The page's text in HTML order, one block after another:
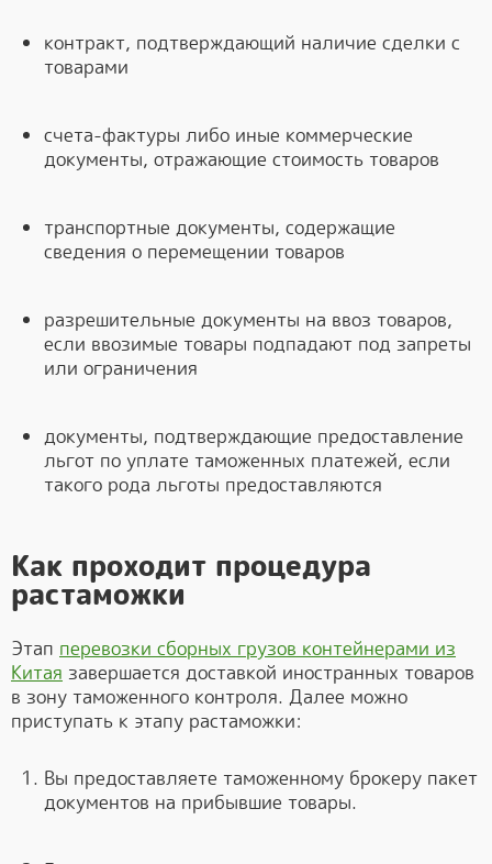
контракт, подтверждающий наличие сделки с
товарами
счета-фактуры либо иные коммерческие
документы, отражающие стоимость товаров
транспортные документы, содержащие
сведения о перемещении товаров
разрешительные документы на ввоз товаров,
если ввозимые товары подпадают под запреты
или ограничения
документы, подтверждающие предоставление
льгот по уплате таможенных платежей, если
такого рода льготы предоставляются
Как проходит процедура
растаможки
Этап перевозки сборных грузов контейнерами из
Китая завершается доставкой иностранных товаров
в зону таможенного контроля. Далее можно
приступать к этапу растаможки:
Вы предоставляете таможенному брокеру пакет
документов на прибывшие товары.